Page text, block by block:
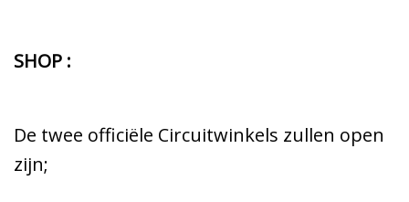
SHOP :
De twee officiële Circuitwinkels zullen open
zijn;